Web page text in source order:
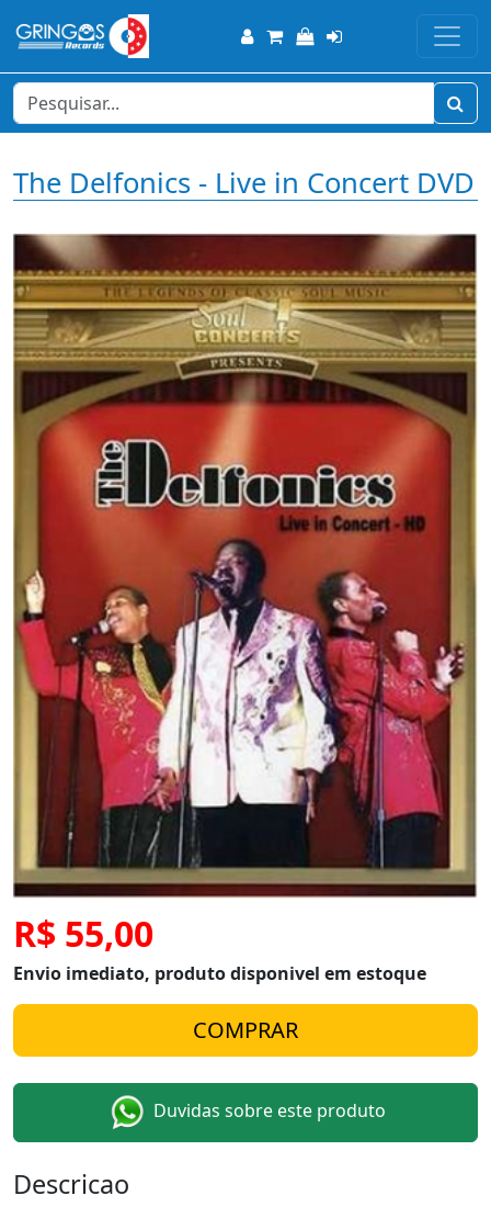
The Delfonics - Live in Concert DVD
R$ 55,00
Envio imediato, produto disponivel em estoque
Duvidas sobre este produto
Descricao